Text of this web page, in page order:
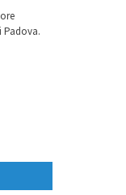
Padova.